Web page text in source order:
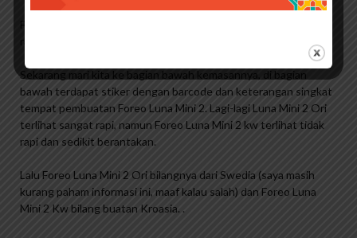
Foreo Luna Mini 2 original packing box rapi, bagian bawah
ramping dan tidak ada space seperti Foreo Luna Mini 2 Kw.
Sekarang mari kita ke bagian bawah kemasannya, di bagian
bawah terdapat stiker dengan barcode dan keterangan singkat
tempat pembuatan Foreo Luna Mini 2. Lagi-lagi Luna Mini 2 Ori
terlihat sangat rapi, namun Foreo Luna Mini 2 kw terlihat tidak
rapi dan sedikit berantakan.
Lalu Foreo Luna Mini 2 Ori bilangnya dari Swedia (saya masih
kurang paham informasi ini, maaf kalau salah) dan Foreo Luna
Mini 2 Kw bilang buatan Kroasia. .